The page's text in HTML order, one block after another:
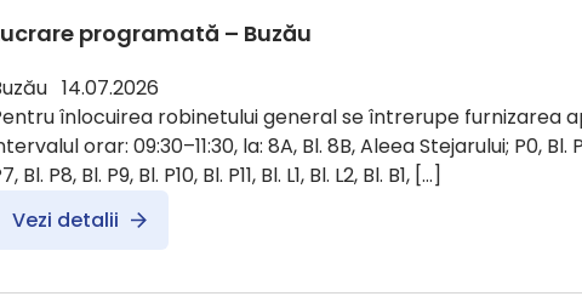
programată – Buzău
14.07.2026
înlocuirea robinetului general se întrerupe furnizarea
orar: 09:30–11:30, la: 8A, Bl. 8B, Aleea Stejarului; P0, Bl.
Bl. P8, Bl. P9, Bl. P10, Bl. P11, Bl. L1, Bl. L2, Bl. B1, […]
Vezi detalii